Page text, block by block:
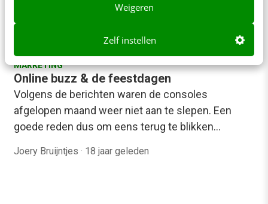
Weigeren
Zelf instellen
MARKETING
Online buzz & de feestdagen
Volgens de berichten waren de consoles
afgelopen maand weer niet aan te slepen. Een
goede reden dus om eens terug te blikken…
Joery Bruijntjes · 18 jaar geleden